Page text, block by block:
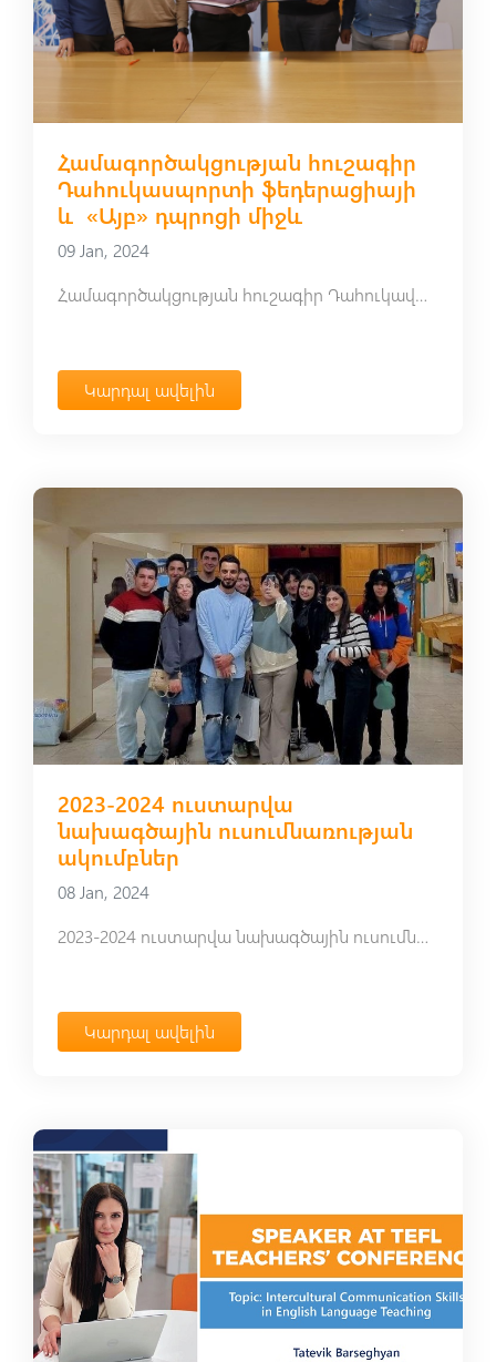
Համագործակցության հուշագիր
Դահուկասպորտի ֆեդերացիայի
և «Այբ» դպրոցի միջև
09 Jan, 2024
Համագործակցության հուշագիր Դահուկավազքի ֆեդերացիայի և «Այբ» դպրոցի միջև
Կարդալ ավելին
2023-2024 ուստարվա
նախագծային ուսումնառության
ակումբներ
08 Jan, 2024
2023-2024 ուստարվա նախագծային ուսումնառության ակումբներ
Կարդալ ավելին